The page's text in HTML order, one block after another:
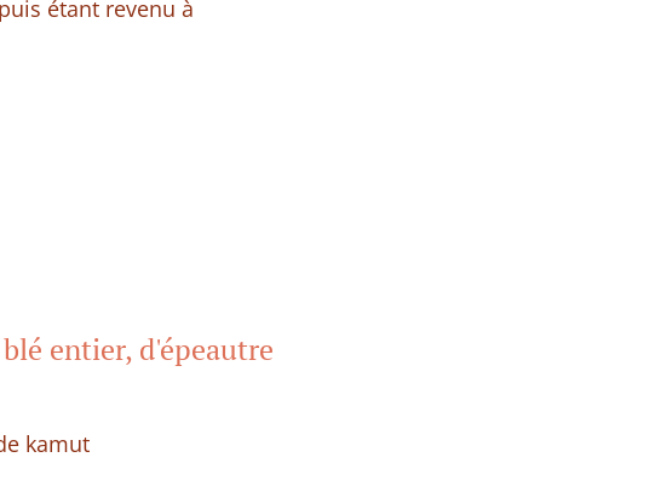
étant revenu à
entier, d'épeautre
kamut